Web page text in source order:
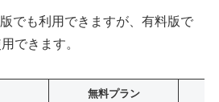
でも利用できますが、有料版で
できます。
無料プラン